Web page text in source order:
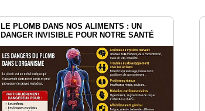
LE PLOMB DANS NOS ALIMENTS : UN
DANGER INVISIBLE POUR NOTRE SANTÉ